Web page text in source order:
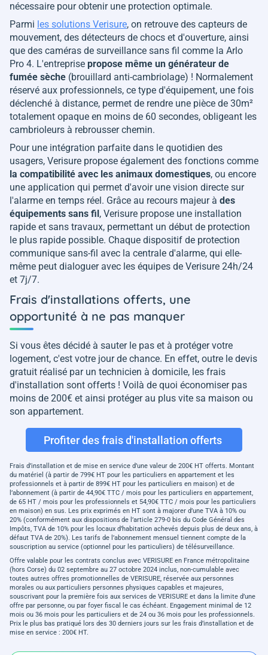
nécessaire pour obtenir une protection optimale.
Parmi les solutions Verisure, on retrouve des capteurs de
mouvement, des détecteurs de chocs et d'ouverture, ainsi
que des caméras de surveillance sans fil comme la Arlo
Pro 4. L'entreprise propose même un générateur de
fumée sèche (brouillard anti-cambriolage) ! Normalement
réservé aux professionnels, ce type d'équipement, une fois
déclenché à distance, permet de rendre une pièce de 30m²
totalement opaque en moins de 60 secondes, obligeant les
cambrioleurs à rebrousser chemin.
Pour une intégration parfaite dans le quotidien des
usagers, Verisure propose également des fonctions comme
la compatibilité avec les animaux domestiques, ou encore
une application qui permet d'avoir une vision directe sur
l'alarme en temps réel. Grâce au recours majeur à des
équipements sans fil , Verisure propose une installation
rapide et sans travaux, permettant un début de protection
le plus rapide possible. Chaque dispositif de protection
communique sans-fil avec la centrale d'alarme, qui elle-
même peut dialoguer avec les équipes de Verisure 24h/24
et 7j/7.
Frais d'installations offerts, une
opportunité à ne pas manquer
Si vous êtes décidé à sauter le pas et à protéger votre
logement, c'est votre jour de chance. En effet, outre le devis
gratuit réalisé par un technicien à domicile, les frais
d'installation sont offerts ! Voilà de quoi économiser pas
moins de 200€ et ainsi protéger au plus vite sa maison ou
son appartement.
Profiter des frais d'installation offerts
Frais d’installation et de mise en service d’une valeur de 200€ HT offerts. Montant
du matériel (à partir de 799€ HT pour les particuliers en appartement et les
professionnels et à partir de 899€ HT pour les particuliers en maison) et de
l’abonnement (à partir de 44,90€ TTC / mois pour les particuliers en appartement,
de 65 HT / mois pour les professionnels et 54,90€ TTC / mois pour les particuliers
en maison) en sus. Les prix exprimés en HT sont à majorer d’une TVA à 10% ou
20% (conformément aux dispositions de l’article 279-0 bis du Code Général des
Impôts, TVA de 10% pour les locaux d’habitation achevés depuis plus de deux ans, à
défaut TVA de 20%). Les tarifs de l’abonnement mensuel tiennent compte de la
souscription au service (optionnel pour les particuliers) de télésurveillance.
Offre valable pour les contrats conclus avec VERISURE en France métropolitaine
(hors Corse) du 02 septembre au 27 octobre 2024 inclus, non-cumulable avec
toutes autres offres promotionnelles de VERISURE, réservée aux personnes
morales ou aux particuliers personnes physiques capables et majeures,
souscrivant pour la première fois aux services de VERISURE et dans la limite d’une
offre par personne, ou par foyer fiscal le cas échéant. Engagement minimal de 12
mois ou 36 mois pour les particuliers et de 24 ou 36 mois pour les professionnels.
Prix le plus bas pratiqué lors des 30 derniers jours sur les frais d’installation et de
mise en service : 200€ HT.